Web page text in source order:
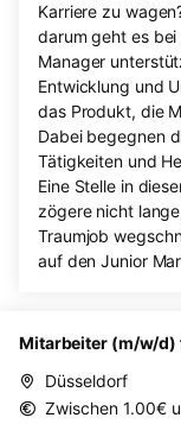
Karriere zu
darum geht es
Manager
Entwicklung und
das Produkt, die
Dabei begegnen
Tätigkeiten und
Eine Stelle in
zögere nicht
Traumjob
auf den Junior
Mitarbeiter (m/w/d)
Düsseldorf
Zwischen 1.00€